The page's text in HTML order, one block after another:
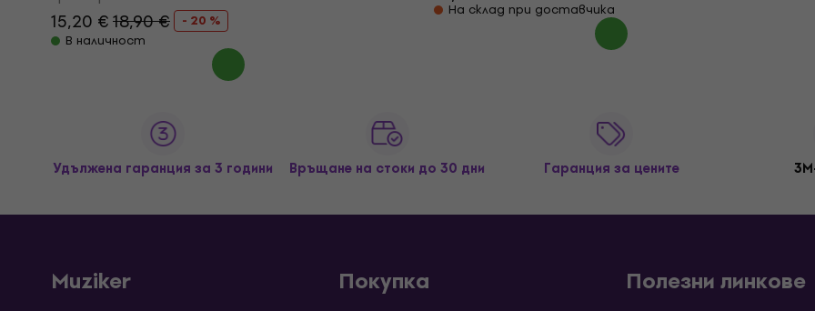
15,20 €18,90 €
- 20 %
В наличност
На склад при доставчика
Удължена гаранция за 3 години Връщане на стоки до 30 дни Гаранция за цените
Muziker Покупка Полезни линкове